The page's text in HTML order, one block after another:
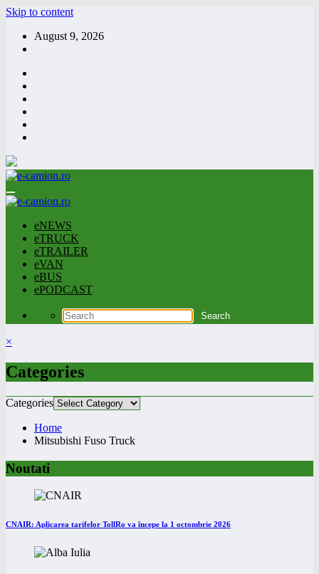
Skip to content
August 9, 2026
eNEWS
eTRUCK
eTRAILER
eVAN
eBUS
ePODCAST
×
Categories
Categories
Home
Mitsubishi Fuso Truck
Noutati
CNAIR: Aplicarea tarifelor TollRo va începe la 1 octombrie 2026